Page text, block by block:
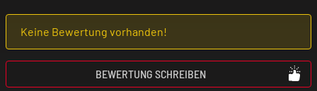
Keine Bewertung vorhanden!
BEWERTUNG SCHREIBEN